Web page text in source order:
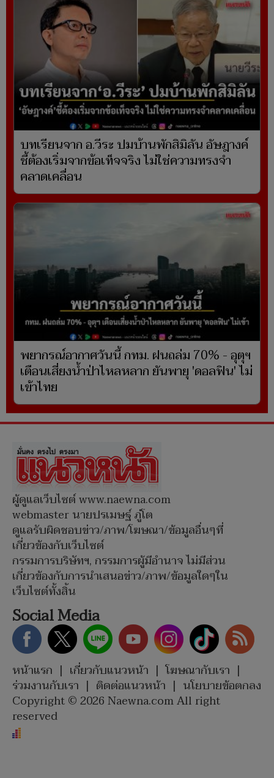
บทเรียนจาก อ.วีระ ปมบ้านพักสิมิลัน อัษฎางค์
ชี้ต้องเริ่มจากข้อเท็จจริง ไม่ใช่ความทรงจำ
คลาดเคลื่อน
พยากรณ์อากาศวันนี้ กทม. ฝนถล่ม 70% - อุตุฯ
เตือนเสี่ยงน้ำป่าไหลหลาก ยันพายุ 'ดอลฟิน' ไม่
เข้าไทย
ผู้ดูแลเว็บไซต์ www.naewna.com
webmaster นายปรเมษฐ์ ภู่โต
ดูแลรับผิดชอบข่าว/ภาพ/โฆษณา/ข้อมูลอื่นๆที่
เกี่ยวข้องกับเว็บไซต์
กรรมการบริษัทฯ, กรรมการผู้มีอำนาจ ไม่มีส่วน
เกี่ยวข้องกับการนำเสนอข่าว/ภาพ/ข้อมูลใดๆใน
เว็บไซต์ทั้งสิ้น
Social Media
หน้าแรก | เกี่ยวกับแนวหน้า | โฆษณากับเรา |
ร่วมงานกับเรา | ติดต่อแนวหน้า | นโยบายข้อตกลง
Copyright © 2026 Naewna.com All right
reserved